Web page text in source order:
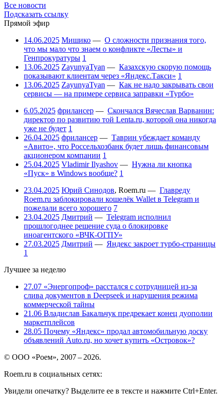
Все новости
Подсказать ссылку
Прямой эфир
14.06.2025 Мишико — О сложности признания того,
что мы мало что знаем о конфликте «Лесты» и
Генпрокуратуры 1
13.06.2025 ZayunyaTyan — Казахскую скорую помощь
показывают клиентам через «Яндекс.Такси» 1
13.06.2025 ZayunyaTyan — Как не надо закрывать свои
сервисы — на примере сервиса заправки «Турбо»
6.05.2025 фрилансер — Скончался Вячеслав Варванин:
директор по развитию той Lenta.ru, которой она никогда
уже не будет 1
26.04.2025 фрилансер — Таврин убеждает команду
«Авито», что Россельхозбанк будет лишь финансовым
акционером компании 1
25.04.2025 Vladimir Ilyashov — Нужна ли кнопка
«Пуск» в Windows вообще? 1
23.04.2025 Юрий Синодов, Roem.ru — Главреду
Roem.ru заблокировали кошелёк Wallet в Telegram и
пожелали всего хорошего 7
23.04.2025 Дмитрий — Telegram исполнил
прошлогоднее решение суда о блокировке
иноагентского «ВЧК-ОГПУ»
27.03.2025 Дмитрий — Яндекс закроет турбо-страницы
1
Лучшее за неделю
27.07 «Энергопроф» расстался с сотрудницей из-за
слива документов в Deepseek и нарушения режима
коммерческой тайны
21.06 Владислав Бакальчук предрекает конец дуополии
маркетплейсов
28.05 Почему «Яндекс» продал автомобильную доску
объявлений Auto.ru, но хочет купить «Островок»?
© ООО «Роем», 2007 – 2026.
Roem.ru в социальных сетях:
Увидели опечатку? Выделите ее в тексте и нажмите Ctrl+Enter.